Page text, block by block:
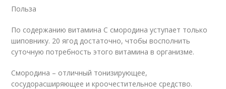
Польза
По содержанию витамина С смородина уступает только
шиповнику. 20 ягод достаточно, чтобы восполнить
суточную потребность этого витамина в организме.
Смородина – отличный тонизирующее,
сосудорасширяющее и кроочестительное средство.